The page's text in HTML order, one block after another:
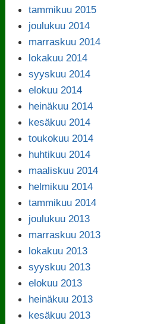
tammikuu 2015
joulukuu 2014
marraskuu 2014
lokakuu 2014
syyskuu 2014
elokuu 2014
heinäkuu 2014
kesäkuu 2014
toukokuu 2014
huhtikuu 2014
maaliskuu 2014
helmikuu 2014
tammikuu 2014
joulukuu 2013
marraskuu 2013
lokakuu 2013
syyskuu 2013
elokuu 2013
heinäkuu 2013
kesäkuu 2013